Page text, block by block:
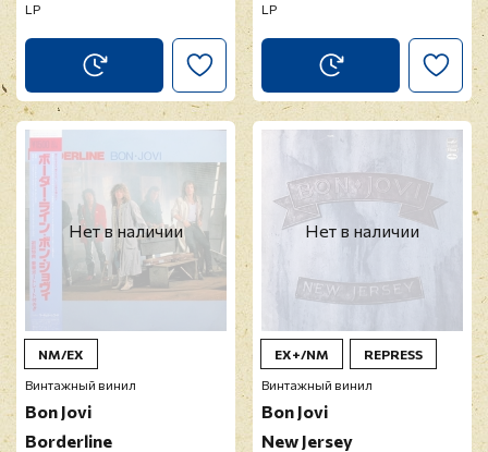
LP LP
Нет в наличии
NM/EX
Винтажный винил
Bon Jovi
Borderline
Нет в наличии
EX+/NM
REPRESS
Винтажный винил
Bon Jovi
New Jersey